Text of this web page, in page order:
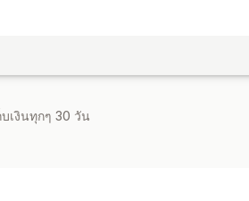
เงินทุกๆ 30 วัน